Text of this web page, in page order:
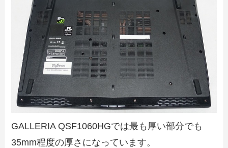
GALLERIA QSF1060HGでは最も厚い部分でも
35mm程度の厚さになっています。